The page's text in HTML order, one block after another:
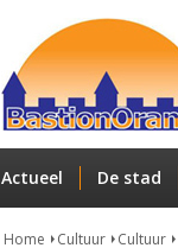
Actueel De stad
Home Cultuur Cultuur